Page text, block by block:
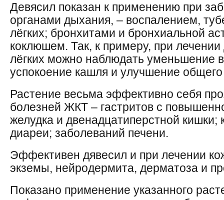
Девясил показан к применению при
органами дыхания, – воспалением,
лёгких; бронхитами и бронхиальной
коклюшем. Так, к примеру, при
лёгких можно наблюдать уменьшение
успокоение кашля и улучшение
Растение весьма эффективно себя
болезней ЖКТ – гастритов с
желудка и двенадцатиперстной кишки;
диареи; заболеваний печени.
Эффективен дявесил и при лечении
экземы, нейродермита, дерматоза и
Показано применение указанного